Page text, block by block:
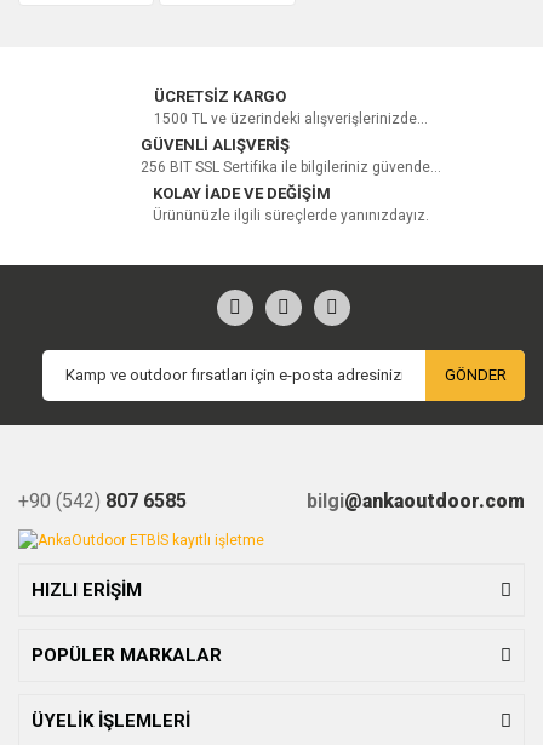
ÜCRETSİZ KARGO
1500 TL ve üzerindeki alışverişlerinizde...
GÜVENLİ ALIŞVERİŞ
256 BIT SSL Sertifika ile bilgileriniz güvende...
KOLAY İADE VE DEĞİŞİM
Ürününüzle ilgili süreçlerde yanınızdayız.
GÖNDER
+90 (542) 807 6585 bilgi@ankaoutdoor.com
HIZLI ERİŞİM
POPÜLER MARKALAR
ÜYELİK İŞLEMLERİ